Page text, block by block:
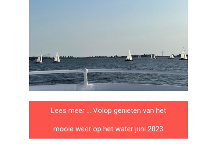
Lees meer … Volop genieten van het
mooie weer op het water juni 2023